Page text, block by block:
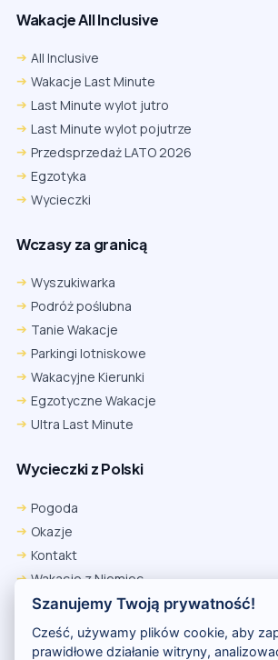
Wakacje All Inclusive
All Inclusive
Wakacje Last Minute
Last Minute wylot jutro
Last Minute wylot pojutrze
Przedsprzedaż LATO 2026
Egzotyka
Wycieczki
Wczasy za granicą
Wyszukiwarka
Podróż poślubna
Tanie Wakacje
Parkingi lotniskowe
Wakacyjne Kierunki
Egzotyczne Wakacje
Ultra Last Minute
Wycieczki z Polski
Pogoda
Okazje
Kontakt
Wakacje z Niemiec
Polityka Prywatności
Wakacje w Egipcie
Rankingi hoteli
Firefox
Ustawienia → Prywatność i bezpieczeństwo →
firm → ustaw „Zezwalaj”.
Na czas rezerwacji nie blokuj cookies i śledzenia
Szanujemy Twoją prywatność!
Cześć, używamy plików cookie, aby
prawidłowe działanie witryny,